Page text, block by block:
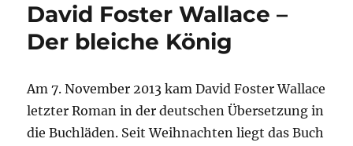
David Foster Wallace –
Der bleiche König
Am 7. November 2013 kam David Foster Wallace
letzter Roman in der deutschen Übersetzung in
die Buchläden. Seit Weihnachten liegt das Buch